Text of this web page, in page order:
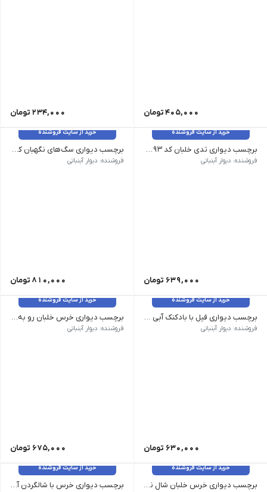
405,000تومان 234,000 تومان
خرید از سایت فروشنده
برچسب دیواری تدی خلبان کد 1593
فروشنده: دیوار آبنباتی
639,000 تومان
خرید از سایت فروشنده
برچسب دیواری سگ‌های نگهبان کد 1591 وزن 120 گرم سایز: ابعاد بزرگ 100 سانت در 92 سانت، ابعاد متوسط 80 سانت در 75 سانت رنگ رنگبندی غیرقابل تغییر
فروشنده: دیوار آبنباتی
810,000 تومان
خرید از سایت فروشنده
برچسب دیواری فیل با بادکنک آبی کد 1586 وزن 120 گرم سایز: ابعاد بزرگ 100 در 77 سانت، ابعاد متوسط 80 در61 سانت رنگ رنگبندی غیرقابل تغییر
فروشنده: دیوار آبنباتی
630,000 تومان
خرید از سایت فروشنده
برچسب دیواری خرس خلبان رو به رو کد 1575 وزن 120 گرم سایز: ابعاد بزرگ، ابعاد متوسط رنگ رنگبندی غیرقابل تغییر
فروشنده: دیوار آبنباتی
675,000 تومان
خرید از سایت فروشنده
برچسب دیواری خرس خلبان شال نارنجی کد 1568
خرید از سایت فروشنده
برچسب دیواری خرس با شالگردن آبی کد 1566 وزن 120 گرم سایز: ابعاد بزرگ 100 در 100 سانت، ابعاد متوسط 70 در 70 سانت رنگ رنگبندی غیرقابل تغییر